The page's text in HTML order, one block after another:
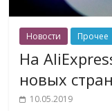
Новости Прочее
На
новых стран
10.05.2019